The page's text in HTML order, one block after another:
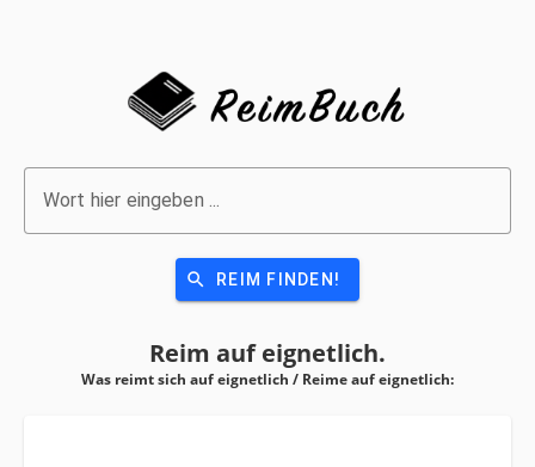
Wort hier eingeben ...
search REIM FINDEN!
Reim aufeignetlich.
Was reimt sich auf eignetlich / Reime aufeignetlich: